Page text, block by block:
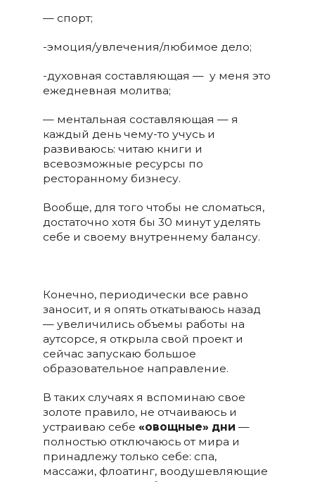
— спорт;
-эмоция/увлечения/любимое дело;
-духовная составляющая — у меня это
ежедневная молитва;
— ментальная составляющая — я
каждый день чему-то учусь и
развиваюсь: читаю книги и
всевозможные ресурсы по
ресторанному бизнесу.
Вообще, для того чтобы не сломаться,
достаточно хотя бы 30 минут уделять
себе и своему внутреннему балансу.
Конечно, периодически все равно
заносит, и я опять откатываюсь назад
— увеличились объемы работы на
аутсорсе, я открыла свой проект и
сейчас запускаю большое
образовательное направление.
В таких случаях я вспоминаю свое
золоте правило, не отчаиваюсь и
устраиваю себе «овощные» дни —
полностью отключаюсь от мира и
принадлежу только себе: спа,
массажи, флоатинг, воодушевляющие